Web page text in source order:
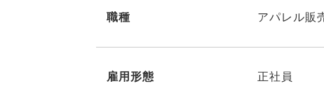
職種 アパレル販
雇用形態 正社員